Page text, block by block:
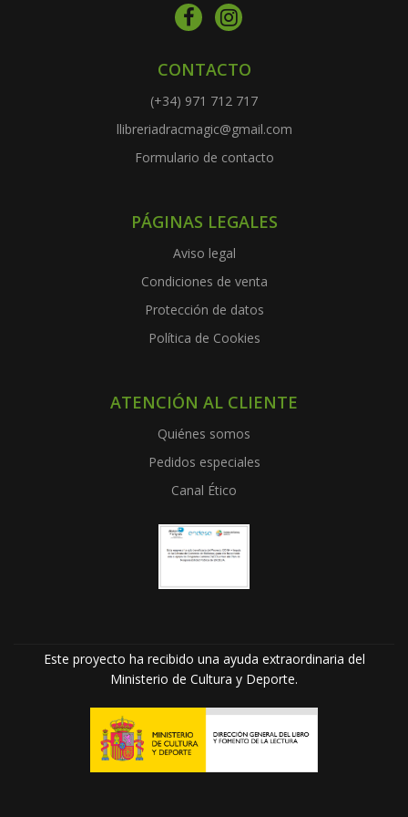
CONTACTO
(+34) 971 712 717
llibreriadracmagic@gmail.com
Formulario de contacto
PÁGINAS LEGALES
Aviso legal
Condiciones de venta
Protección de datos
Política de Cookies
ATENCIÓN AL CLIENTE
Quiénes somos
Pedidos especiales
Canal Ético
Este proyecto ha recibido una ayuda extraordinaria del
Ministerio de Cultura y Deporte.